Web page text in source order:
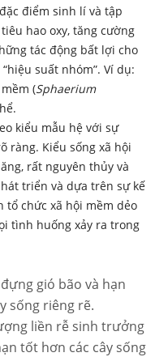
điểm sinh lí và tập
hao oxy, tăng cường
tác động bất lợi cho
suất nhóm”. Ví dụ:
(Sphaerium
kiểu mẫu hệ với sự
ràng. Kiểu sống xã hội
rất nguyên thủy và
triển và dựa trên sự kế
tổ chức xã hội mềm dẻo
tình huống xảy ra trong
gió bão và hạn
sống riêng rẽ.
liền rễ sinh trưởng
tốt hơn các cây sống